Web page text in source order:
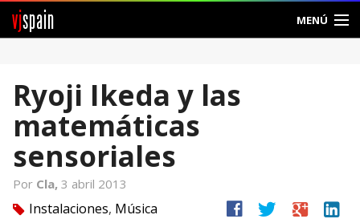
vjspain MENÚ
Foros
Noticias
Ayuda
Ryoji Ikeda y las
matemáticas
sensoriales
Por Cla, 3 abril 2013
tag Instalaciones, Música
facebook twitter google linkedin